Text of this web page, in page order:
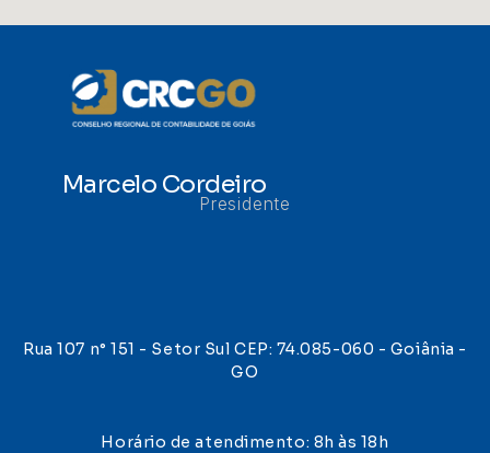
Marcelo Cordeiro
Presidente
Rua 107 n° 151 - Setor Sul CEP: 74.085-060 - Goiânia -
GO
Horário de atendimento: 8h às 18h